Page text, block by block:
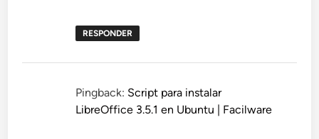
RESPONDER
Pingback: Script para instalar
LibreOffice 3.5.1 en Ubuntu | Facilware